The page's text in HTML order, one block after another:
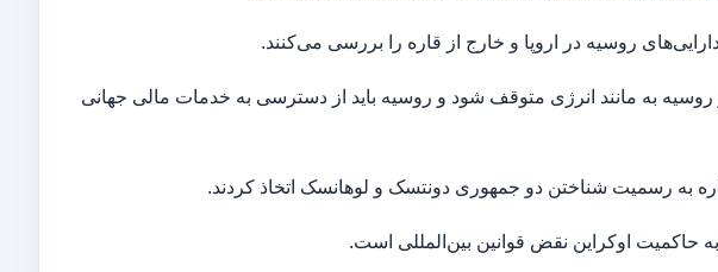
روسیه در اروپا و خارج از قاره را بررسی می‌کنند.
روسیه به مانند انرژی متوقف شود و روسیه باید از دسترسی به خدمات مالی جهانی
به رسمیت شناختن دو جمهوری دونتسک و لوهانسک اتخاذ کردند.
حاکمیت اوکراین نقض قوانین بین‌المللی است.